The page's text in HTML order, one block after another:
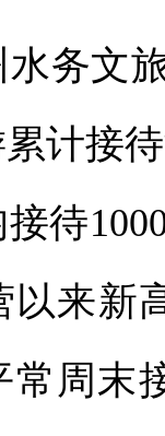
文旅
计接
待
来新
常周末